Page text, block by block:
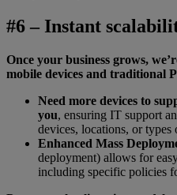
#6 – Instant
Once your business grows,
mobile devices and traditional
Need more devices to
you, ensuring IT support
devices, locations, or
Enhanced Mass
deployment) allows for
including specific policies